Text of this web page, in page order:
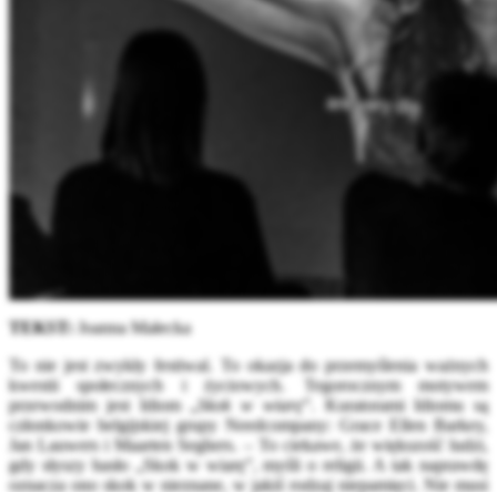
TEKST: Joanna Małecka
To nie jest zwykły festiwal. To okazja do przemyślenia ważnych
kwestii społecznych i życiowych. Tegorocznym motywem
przewodnim jest
Idiom „Skok w wiarę”. Kuratorami Idiomu są
członkowie belgijskiej grupy Needcompany: Grace Ellen Barkey,
Jan Lauwers i Maarten Seghers. – To ciekawe, że większość ludzi,
gdy słyszy hasło „Skok w wiarę”, myśli o religii. A tak naprawdę
oznacza ono skok w nieznane, w jakiś rodzaj niepamięci. Nie musi